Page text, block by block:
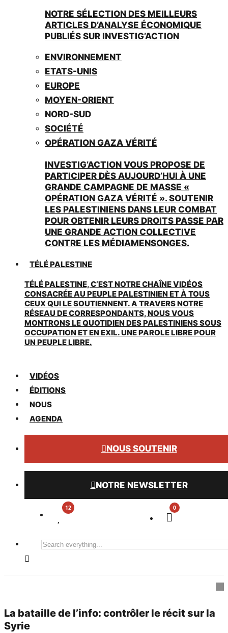
NOTRE SÉLECTION DES MEILLEURS
ARTICLES D’ANALYSE ÉCONOMIQUE
PUBLIÉS SUR INVESTIG’ACTION
ENVIRONNEMENT
ETATS-UNIS
EUROPE
MOYEN-ORIENT
NORD-SUD
SOCIÉTÉ
OPÉRATION GAZA VÉRITÉ
INVESTIG’ACTION VOUS PROPOSE DE
PARTICIPER DÈS AUJOURD’HUI À UNE
GRANDE CAMPAGNE DE MASSE «
OPÉRATION GAZA VÉRITÉ ». SOUTENIR
LES PALESTINIENS DANS LEUR COMBAT
POUR OBTENIR LEURS DROITS PASSE PAR
UNE GRANDE ACTION COLLECTIVE
CONTRE LES MÉDIAMENSONGES.
TÉLÉ PALESTINE
TÉLÉ PALESTINE, C’EST NOTRE CHAÎNE VIDÉOS
CONSACRÉE AU PEUPLE PALESTINIEN ET À TOUS
CEUX QUI LE SOUTIENNENT. A TRAVERS NOTRE
RÉSEAU DE CORRESPONDANTS, NOUS VOUS
MONTRONS LE QUOTIDIEN DES PALESTINIENS SOUS
OCCUPATION ET EN EXIL. UNE PAROLE LIBRE POUR
UN PEUPLE LIBRE.
VIDÉOS
ÉDITIONS
NOUS
AGENDA
NOUS SOUTENIR
NOTRE NEWSLETTER
0
Search
La bataille de l’info: contrôler le récit sur la
Syrie